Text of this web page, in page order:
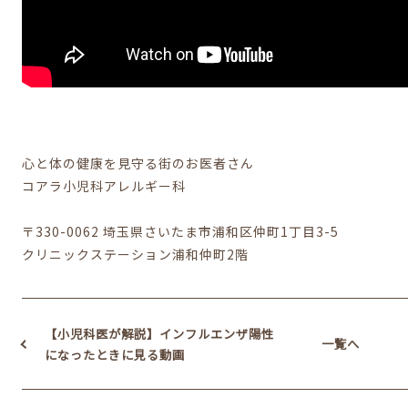
心と体の健康を見守る街のお医者さん
コアラ小児科アレルギー科
〒330-0062 埼玉県さいたま市浦和区仲町1丁目3-5
クリニックステーション浦和仲町2階
【小児科医が解説】インフルエンザ陽性
になったときに見る動画
一覧へ